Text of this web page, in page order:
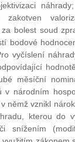
zakotven
bolest soud
bodové
vyčíslení
měsíční
v národním
němž vznikl
kterou do
snížením